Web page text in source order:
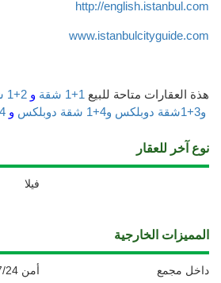
http://english.istanbul.com
www.istanbulcityguide.com
هذة العقارات متاحة للبيع 1+1 شقة و
و3+1شقة دوبلكس
و4+1 شقة دوبلكس و
نوع آخر للعقار
فيلا
المميزات الخارجية
أمن 7/24
داخل مجمع